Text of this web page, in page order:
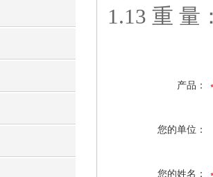
1.13 重 量
产品：
您的单位：
您的姓名：